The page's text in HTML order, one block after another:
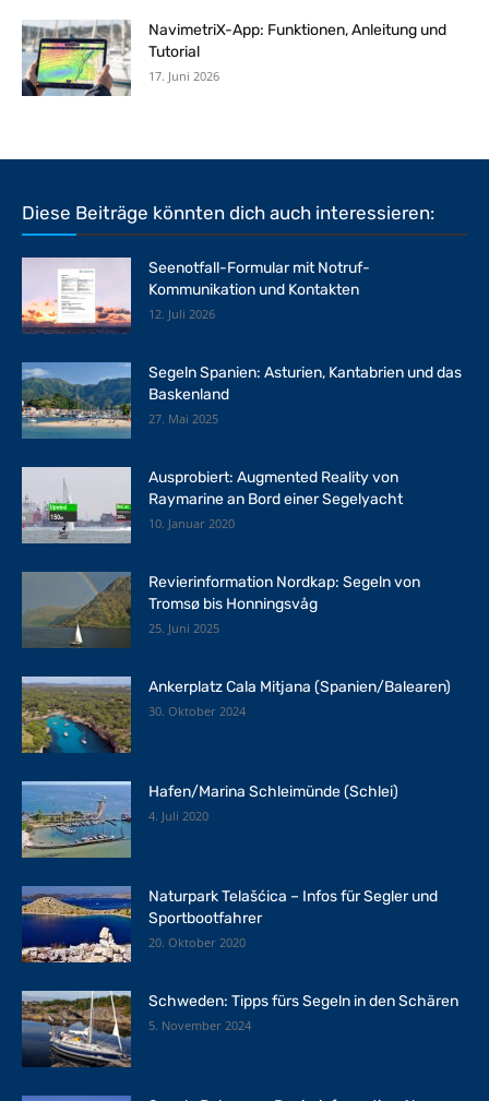
NavimetriX-App: Funktionen, Anleitung und
Tutorial
17. Juni 2026
Diese Beiträge könnten dich auch interessieren:
Seenotfall-Formular mit Notruf-
Kommunikation und Kontakten
12. Juli 2026
Segeln Spanien: Asturien, Kantabrien und das
Baskenland
27. Mai 2025
Ausprobiert: Augmented Reality von
Raymarine an Bord einer Segelyacht
10. Januar 2020
Revierinformation Nordkap: Segeln von
Tromsø bis Honningsvåg
25. Juni 2025
Ankerplatz Cala Mitjana (Spanien/Balearen)
30. Oktober 2024
Hafen/Marina Schleimünde (Schlei)
4. Juli 2020
Naturpark Telašćica – Infos für Segler und
Sportbootfahrer
20. Oktober 2020
Schweden: Tipps fürs Segeln in den Schären
5. November 2024